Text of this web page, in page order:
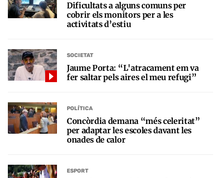
Dificultats a alguns comuns per
cobrir els monitors per a les
activitats d’estiu
SOCIETAT
Jaume Porta: “L'atracament em va
fer saltar pels aires el meu refugi”
POLÍTICA
Concòrdia demana “més celeritat”
per adaptar les escoles davant les
onades de calor
ESPORT